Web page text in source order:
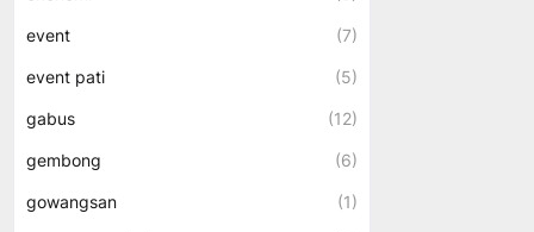
event (7)
event pati (5)
gabus (12)
gembong (6)
gowangsan (1)